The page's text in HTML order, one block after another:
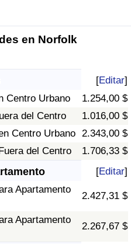
en Norfolk
[Editar]
Centro Urbano
1.254,00 $
del Centro
1.016,00 $
Centro Urbano 2.343,00 $
del Centro
1.706,33 $
[Editar]
Apartamento
2.427,31 $
Apartamento
2.267,67 $
país
(Actual)
por País
país